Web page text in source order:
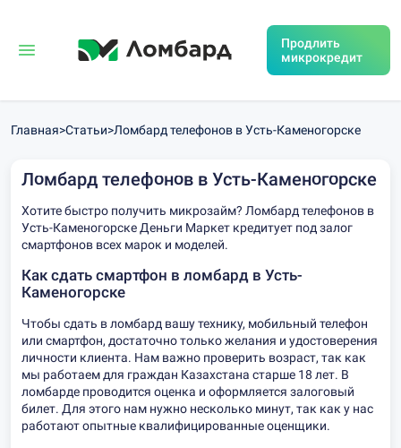
Продлить
микрокредит
Главная>Статьи>Ломбард телефонов в Усть-Каменогорске
Ломбард телефонов в Усть-Каменогорске
Хотите быстро получить микрозайм? Ломбард телефонов в
Усть-Каменогорске Деньги Маркет кредитует под залог
смартфонов всех марок и моделей.
Как сдать смартфон в ломбард в Усть-
Каменогорске
Чтобы сдать в ломбард вашу технику, мобильный телефон
или смартфон, достаточно только желания и удостоверения
личности клиента. Нам важно проверить возраст, так как
мы работаем для граждан Казахстана старше 18 лет. В
ломбарде проводится оценка и оформляется залоговый
билет. Для этого нам нужно несколько минут, так как у нас
работают опытные квалифицированные оценщики.